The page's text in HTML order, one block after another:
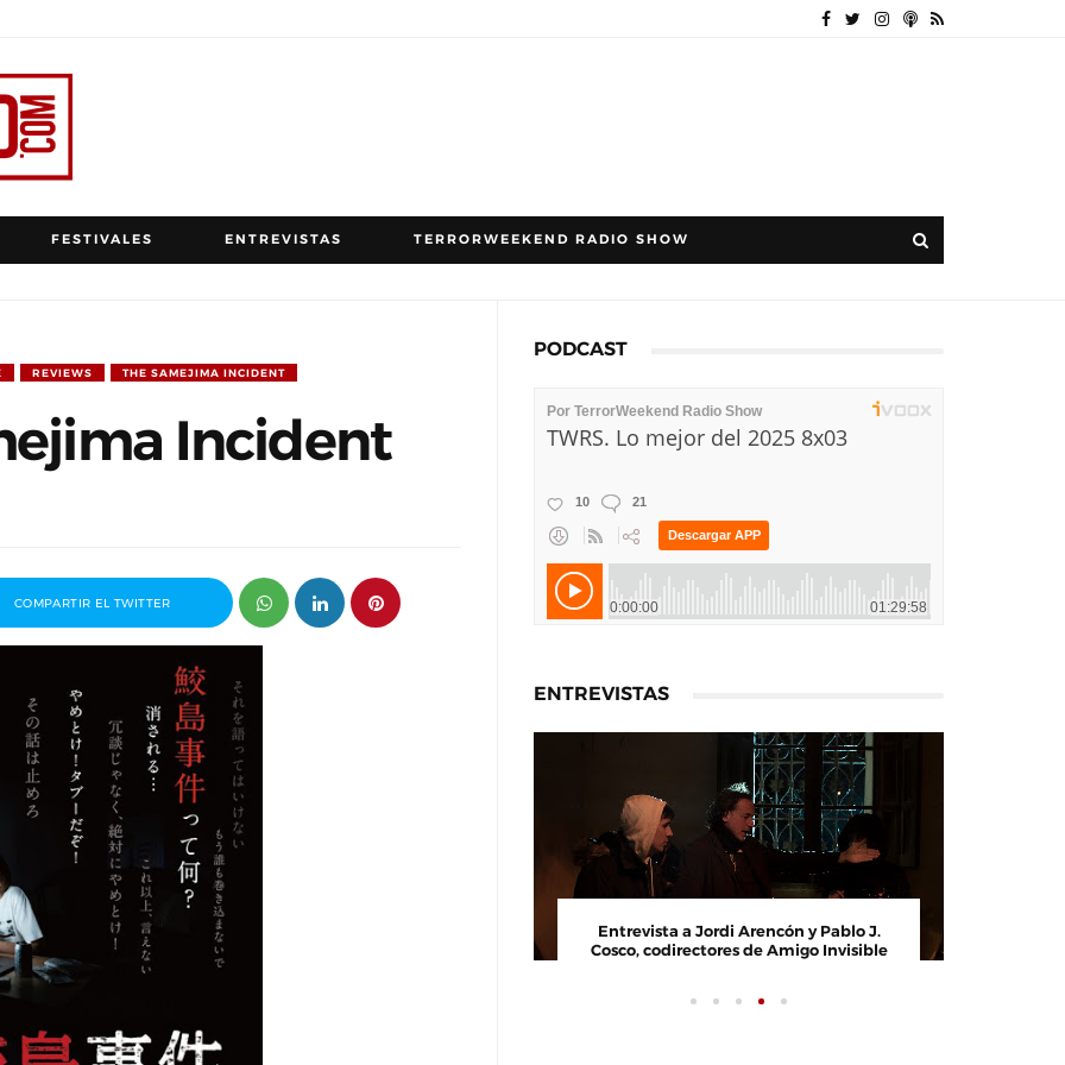
FESTIVALES ENTREVISTAS TERRORWEEKEND RADIO SHOW
REVIEWS THE SAMEJIMA INCIDENT
Incident
COMPARTIR EL TWITTER
PODCAST
ENTREVISTAS
Entrevista a Paco Arasanz, director y
guionista de Nos Veremos Esta Noche,
Entrevista a Javier Rueda, organizador
2026